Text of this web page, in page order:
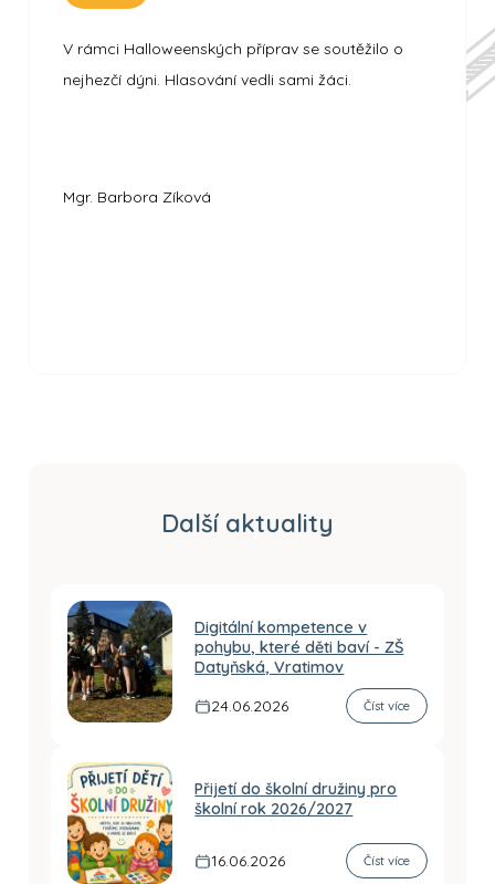
V rámci Halloweenských příprav se soutěžilo o
nejhezčí dýni. Hlasování vedli sami žáci.
Mgr. Barbora Zíková
Další aktuality
Digitální kompetence v
pohybu, které děti baví - ZŠ
Datyňská, Vratimov
24.06.2026
Číst více
Přijetí do školní družiny pro
školní rok 2026/2027
16.06.2026 Číst více